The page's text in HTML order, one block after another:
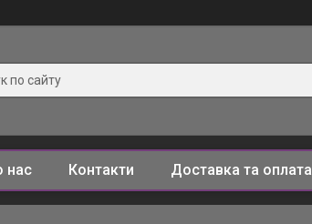
нас Контакти Доставка та оплата